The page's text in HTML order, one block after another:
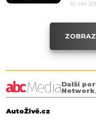
10. září
Další
AutoŽivě.cz